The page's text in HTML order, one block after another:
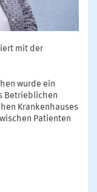
mit der
wurde ein
Betrieblichen
Krankenhauses
Patienten